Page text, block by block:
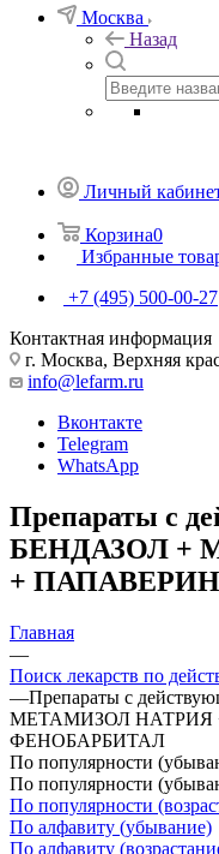
Москва
Назад
Личный
Корзина0
Избранные
+7 (495) 500-00-27
Контактная информация
г. Москва, Верхняя
info@lefarm.ru
Вконтакте
Telegram
WhatsApp
Препараты с
БЕНДАЗОЛ +
+
Главная
—
Поиск лекарств по
—Препараты с
МЕТАМИЗОЛ НАТРИЯ
ФЕНОБАРБИТАЛ
По популярности
По популярности
По популярности
По алфавиту (убывание)
По алфавиту